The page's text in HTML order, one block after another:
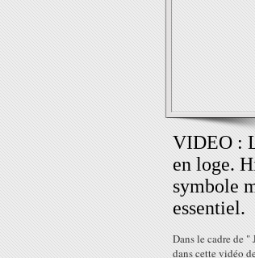
VIDEO :
en loge.
symbole
essentiel.
Dans le cadre de
dans cette vidéo